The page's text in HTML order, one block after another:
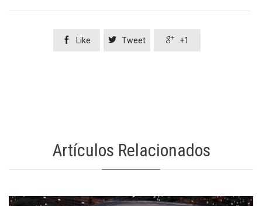
 Like  Tweet  +1
Artículos Relacionados